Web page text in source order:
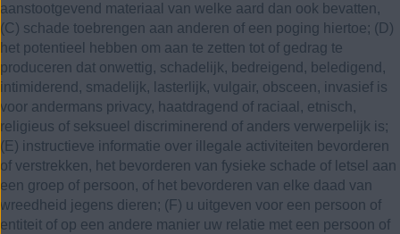
aanstootgevend materiaal van welke aard dan ook bevatten,
(C) schade toebrengen aan anderen of een poging hiertoe; (D)
het potentieel hebben om aan te zetten tot of gedrag te
produceren dat onwettig, schadelijk, bedreigend, beledigend,
intimiderend, smadelijk, lasterlijk, vulgair, obsceen, invasief is
voor andermans privacy, haatdragend of raciaal, etnisch,
religieus of seksueel discriminerend of anders verwerpelijk is;
(E) instructieve informatie over illegale activiteiten bevorderen
of verstrekken, het bevorderen van fysieke schade of letsel aan
een groep of persoon, of het bevorderen van elke daad van
wreedheid jegens dieren; (F) u uitgeven voor een persoon of
entiteit of op een andere manier uw relatie met een persoon of